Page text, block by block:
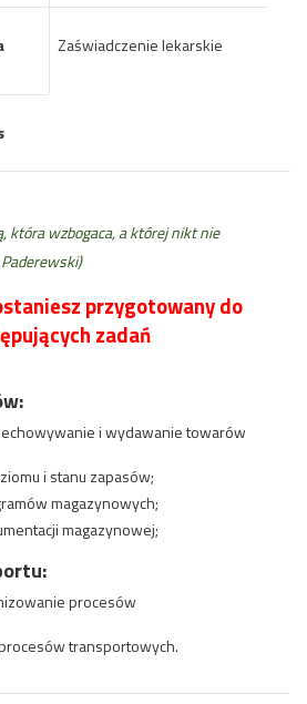
Zaświadczenie lekarskie
która wzbogaca, a której nikt nie
)
przygotowany do
zadań
i wydawanie towarów
i stanu zapasów;
magazynowych;
magazynowej;
procesów
transportowych.